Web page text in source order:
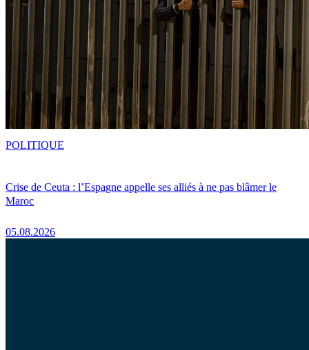
Crise de Ceuta : l’Espagne appelle ses alliés à ne pas blâmer le
Maroc
05.08.2026
POLITIQUE